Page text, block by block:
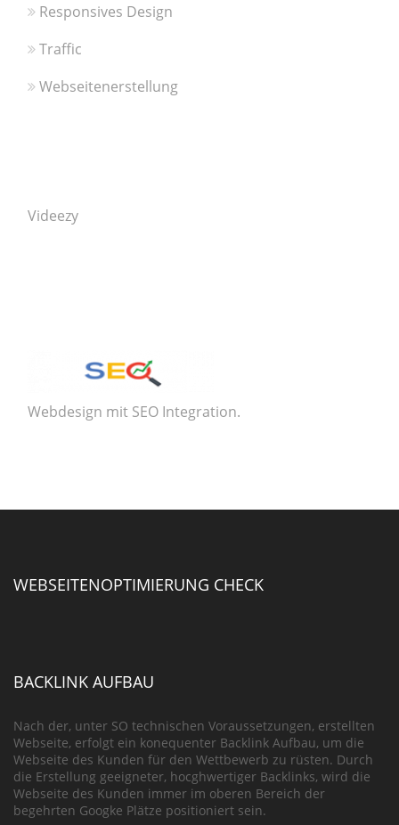
Responsives Design
Traffic
Webseitenerstellung
Videezy
Webdesign mit SEO Integration.
WEBSEITENOPTIMIERUNG CHECK
BACKLINK AUFBAU
Nach der, unter SO technischen Voraussetzungen, erstellten
Webseite, erfolgt ein konequenter Backlink Aufbau, um die
Webseite des Kunden für den Wettbewerb zu rüsten. Durch
die Erstellung geeigneter, hocghwertiger Backlinks, wird die
Webseite des Kunden immer im oberen Bereich der
begehrten Googke Plätze positioniert sein.